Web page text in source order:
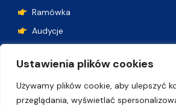
Ustawienia plików cookies
Używamy plików cookie, aby ulepszyć
przeglądania, wyświetlać
Ramówka
Audycje
Lista przebojów
Kontakt